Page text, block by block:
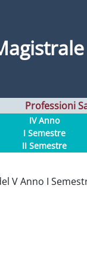
Professioni
IV Anno
I Semestre
II Semestre
V Anno I